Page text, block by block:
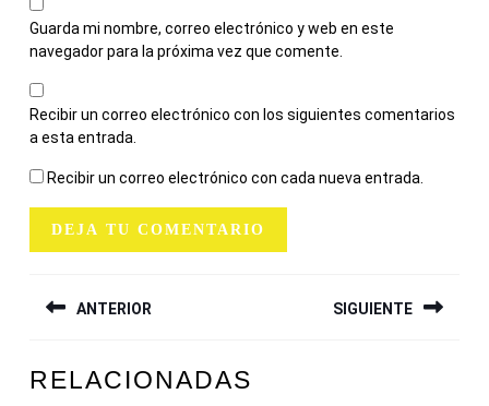
Guarda mi nombre, correo electrónico y web en este
navegador para la próxima vez que comente.
Recibir un correo electrónico con los siguientes comentarios
a esta entrada.
Recibir un correo electrónico con cada nueva entrada.
DE
ANTERIOR
anterior:
SIGUIENTE
entrada:
RELACIONADAS